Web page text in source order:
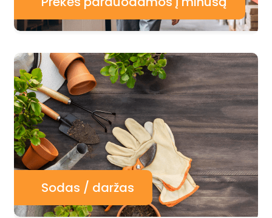
Sodas / daržas